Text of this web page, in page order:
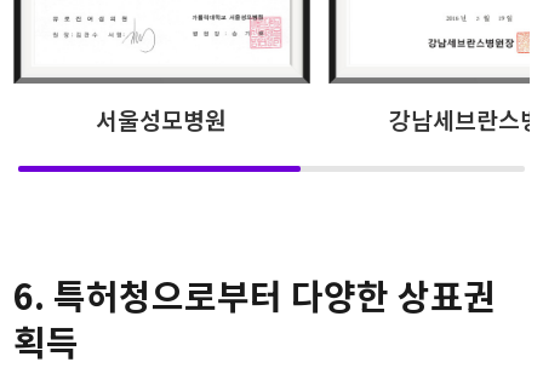
서울성모병원 강남세브란스
6. 특허청으로부터 다양한 상표권
획득